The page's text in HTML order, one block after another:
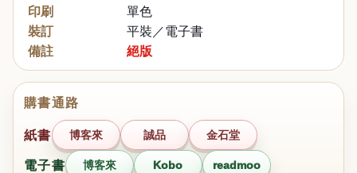
印刷
單色
裝訂
平裝／電子書
備註
絕版
購書通路
紙書 博客來 誠品 金石堂
電子書 博客來 Kobo readmoo